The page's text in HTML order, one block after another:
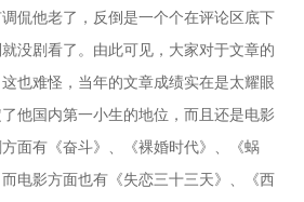
侃他老了，反倒是一个个在评论区底下
没剧看了。由此可见，大家对于文章的
也难怪，当年的文章成绩实在是太耀眼
他国内第一小生的地位，而且还是电影
面有《奋斗》、《裸婚时代》、《蜗
电影方面也有《失恋三十三天》、《西